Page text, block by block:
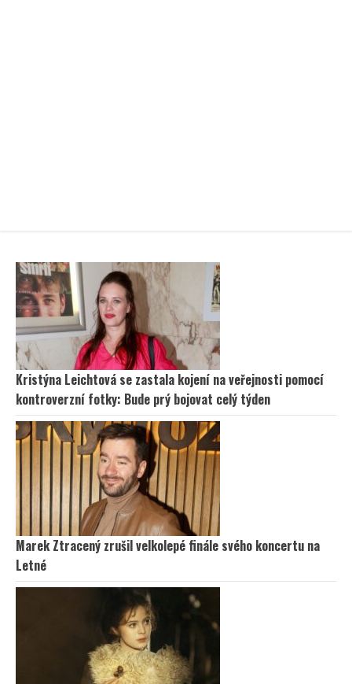
Kristýna Leichtová se zastala kojení na veřejnosti pomocí
kontroverzní fotky: Bude prý bojovat celý týden
Marek Ztracený zrušil velkolepé finále svého koncertu na
Letné